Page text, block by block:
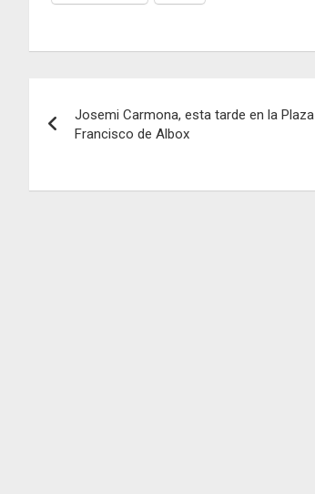
de
Josemi Carmona, esta tarde en la
Francisco de Albox